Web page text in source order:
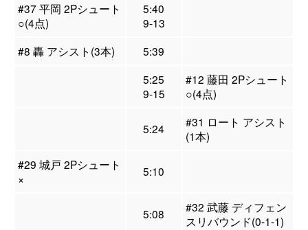
#37 平岡 2Pシュート
○(4点)
5:40
9-13
#8 轟 アシスト(3本)
5:39
5:25
9-15
#12 藤田 2Pシュート
○(4点)
5:24
#31 ロート アシスト
(1本)
#29 城戸 2Pシュート
×
5:10
5:08
#32 武藤 ディフェン
スリバウンド(0-1-1)